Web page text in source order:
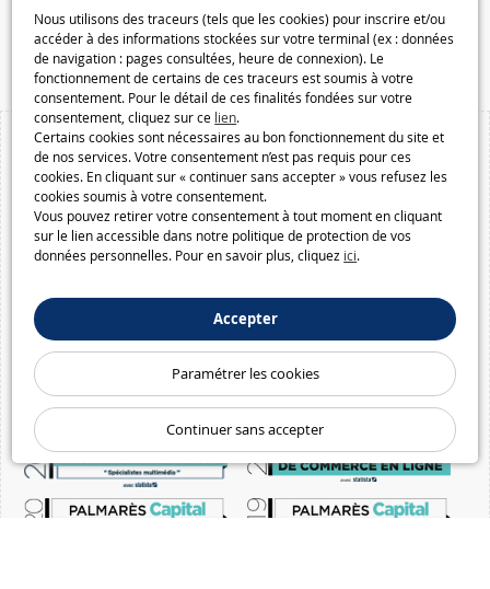
Nous utilisons des traceurs (tels que les cookies) pour inscrire et/ou
accéder à des informations stockées sur votre terminal (ex : données
de navigation : pages consultées, heure de connexion). Le
fonctionnement de certains de ces traceurs est soumis à votre
consentement. Pour le détail de ces finalités fondées sur votre
consentement, cliquez sur ce lien.
Certains cookies sont nécessaires au bon fonctionnement du site et
de nos services. Votre consentement n’est pas requis pour ces
cookies. En cliquant sur « continuer sans accepter » vous refusez les
cookies soumis à votre consentement.
Vous pouvez retirer votre consentement à tout moment en cliquant
sur le lien accessible dans notre politique de protection de vos
données personnelles. Pour en savoir plus, cliquez ici.
Accepter
Paramétrer les cookies
Continuer sans accepter
Speelgoedmelkweg.be
Macway.com